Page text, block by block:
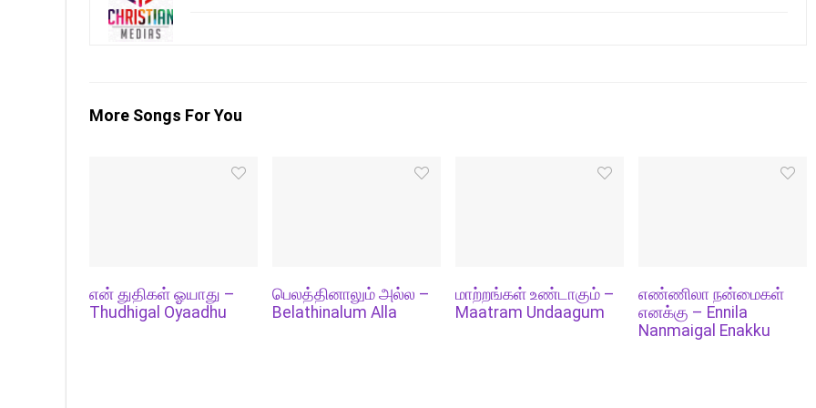
More Songs For You
என் துதிகள் ஓயாது –
Thudhigal Oyaadhu
பெலத்தினாலும் அல்ல –
Belathinalum Alla
மாற்றங்கள் உண்டாகும் –
Maatram Undaagum
எண்ணிலா நன்மைகள்
எனக்கு – Ennila
Nanmaigal Enakku